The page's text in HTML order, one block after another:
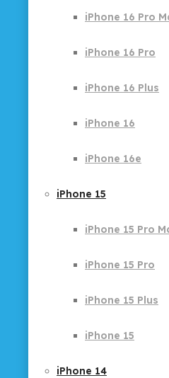
iPhone 16 Pro
iPhone 16 Pro
iPhone 16 Plus
iPhone 16
iPhone 16e
iPhone 15
iPhone 15 Pro
iPhone 15 Pro
iPhone 15 Plus
iPhone 15
iPhone 14